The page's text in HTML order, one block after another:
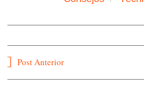
Navegación
Post Anterior